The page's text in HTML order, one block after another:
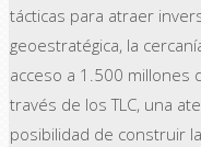
tácticas para atraer
geoestratégica, la
acceso a 1.500 millones
través de los TLC, una
posibilidad de construir